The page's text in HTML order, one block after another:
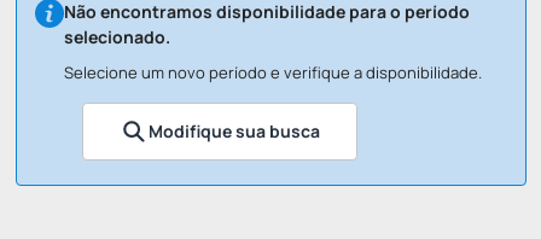
Não encontramos disponibilidade para o período
selecionado.
Selecione um novo período e verifique a disponibilidade.
Modifique sua busca